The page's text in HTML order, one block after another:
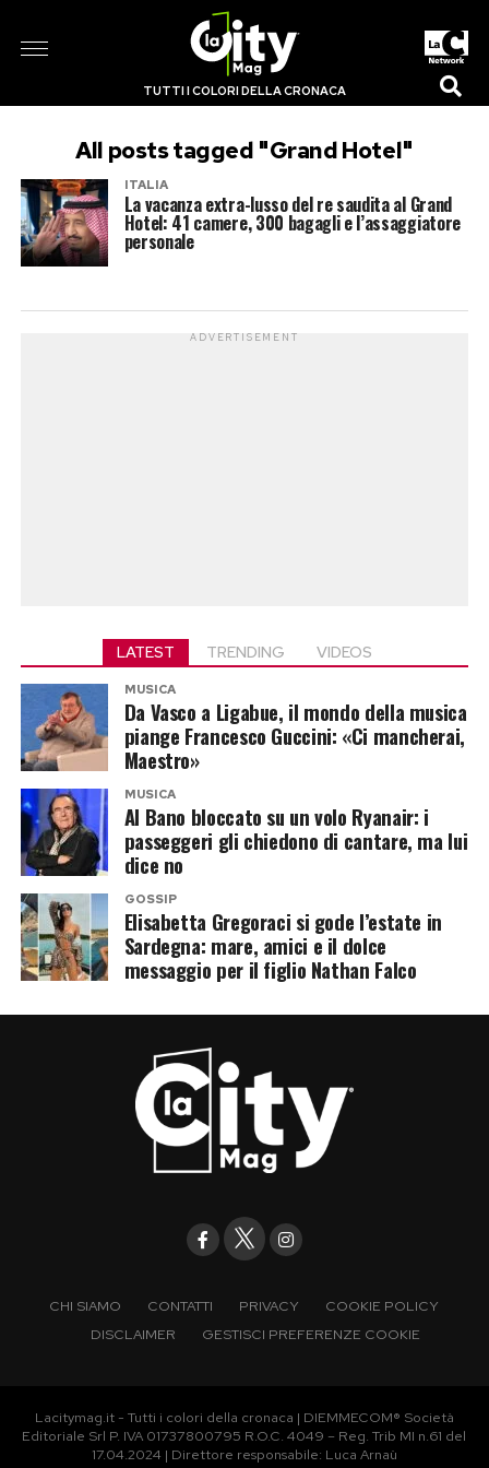
TUTTI I COLORI DELLA CRONACA
All posts tagged "Grand Hotel"
ITALIA
La vacanza extra-lusso del re saudita al Grand
Hotel: 41 camere, 300 bagagli e l’assaggiatore
personale
ADVERTISEMENT
LATEST TRENDING VIDEOS
MUSICA
Da Vasco a Ligabue, il mondo della musica
piange Francesco Guccini: «Ci mancherai,
Maestro»
MUSICA
Al Bano bloccato su un volo Ryanair: i
passeggeri gli chiedono di cantare, ma lui
dice no
GOSSIP
Elisabetta Gregoraci si gode l’estate in
Sardegna: mare, amici e il dolce
messaggio per il figlio Nathan Falco
CHI SIAMO CONTATTI PRIVACY
COOKIE POLICY
DISCLAIMER
GESTISCI PREFERENZE COOKIE
Lacitymag.it - Tutti i colori della cronaca | DIEMMECOM® Società
Editoriale Srl P. IVA 01737800795 R.O.C. 4049 – Reg. Trib MI n.61 del
17.04.2024 | Direttore responsabile: Luca Arnaù